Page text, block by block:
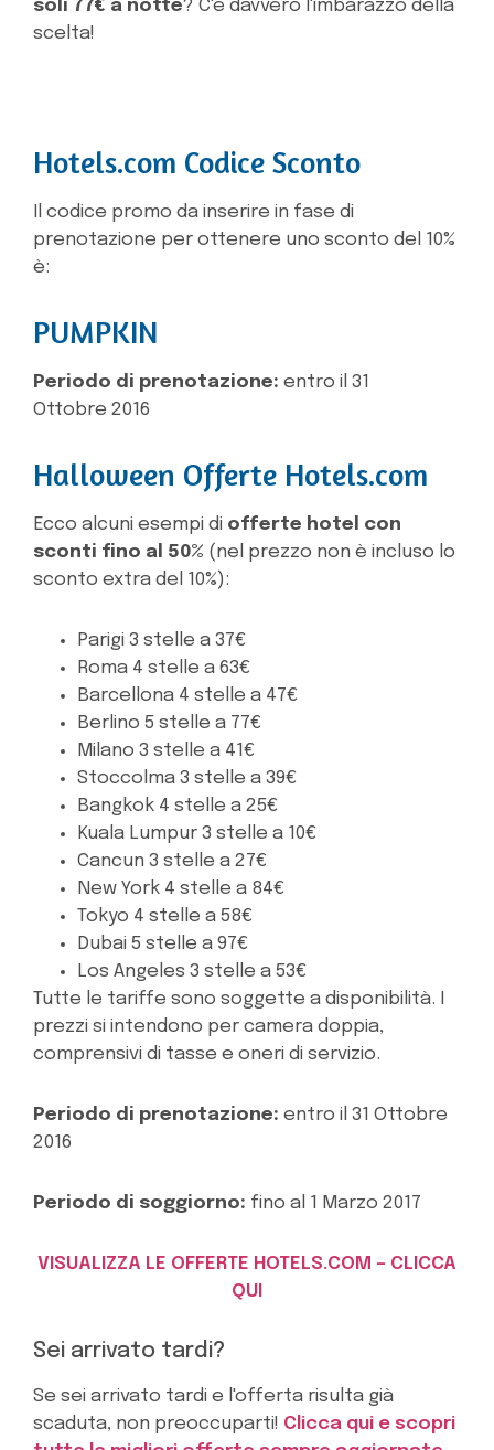
soli 77€ a notte? C'è davvero l'imbarazzo della
scelta!
Hotels.com Codice Sconto
Il codice promo da inserire in fase di
prenotazione per ottenere uno sconto del 10%
è:
PUMPKIN
Periodo di prenotazione: entro il 31
Ottobre 2016
Halloween Offerte Hotels.com
Ecco alcuni esempi di offerte hotel con
sconti fino al 50% (nel prezzo non è incluso lo
sconto extra del 10%):
Parigi 3 stelle a 37€
Roma 4 stelle a 63€
Barcellona 4 stelle a 47€
Berlino 5 stelle a 77€
Milano 3 stelle a 41€
Stoccolma 3 stelle a 39€
Bangkok 4 stelle a 25€
Kuala Lumpur 3 stelle a 10€
Cancun 3 stelle a 27€
New York 4 stelle a 84€
Tokyo 4 stelle a 58€
Dubai 5 stelle a 97€
Los Angeles 3 stelle a 53€
Tutte le tariffe sono soggette a disponibilità. I
prezzi si intendono per camera doppia,
comprensivi di tasse e oneri di servizio.
Periodo di prenotazione: entro il 31 Ottobre
2016
Periodo di soggiorno: fino al 1 Marzo 2017
VISUALIZZA LE OFFERTE HOTELS.COM – CLICCA
QUI
Sei arrivato tardi?
Se sei arrivato tardi e l'offerta risulta già
scaduta, non preoccuparti! Clicca qui e scopri